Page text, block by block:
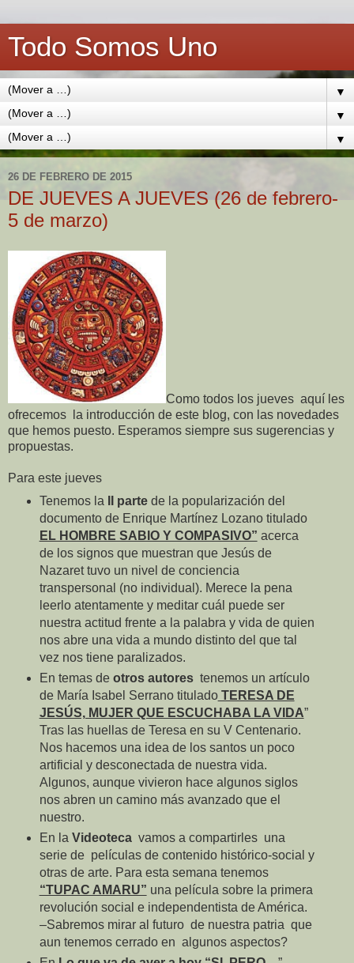
Todo Somos Uno
▼
▼
▼
26 DE FEBRERO DE 2015
DE JUEVES A JUEVES (26 de febrero-
5 de marzo)
Como todos los jueves aquí les
ofrecemos la introducción de este blog, con las novedades
que hemos puesto. Esperamos siempre sus sugerencias y
propuestas.
Para este jueves
Tenemos la II partede la popularización del
documento de Enrique Martínez Lozano titulado
EL HOMBRE SABIO Y COMPASIVO” acerca
de los signos que muestran que Jesús de
Nazaret tuvo un nivel de conciencia
transpersonal (no individual). Merece la pena
leerlo atentamente y meditar cuál puede ser
nuestra actitud frente a la palabra y vida de quien
nos abre una vida a mundo distinto del que tal
vez nos tiene paralizados.
En temas de otros autores tenemos un artículo
de María Isabel Serrano tituladoTERESA DE
JESÚS, MUJER QUE ESCUCHABA LA VIDA”
Tras las huellas de Teresa en su V Centenario.
Nos hacemos una idea de los santos un poco
artificial y desconectada de nuestra vida.
Algunos, aunque vivieron hace algunos siglos
nos abren un camino más avanzado que el
nuestro.
En la Videoteca vamos a compartirles una
serie de películas de contenido histórico-social y
otras de arte. Para esta semana tenemos
“TUPAC AMARU” una película sobre la primera
revolución social e independentista de América.
–Sabremos mirar al futuro de nuestra patria que
aun tenemos cerrado en algunos aspectos?